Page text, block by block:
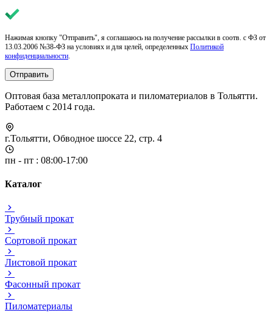
Нажимая кнопку "Отправить", я соглашаюсь на получение рассылки в соотв. с ФЗ от
13.03.2006 №38-ФЗ на условиях и для целей, определенных Политикой
конфиденциальности
Отправить
Оптовая база металлопроката и пиломатериалов в Тольятти.
Работаем с 2014 года.
г.Тольятти, Обводное шоссе 22, стр. 4
пн - пт : 08:00-17:00
Каталог
Трубный прокат
Сортовой прокат
Листовой прокат
Фасонный прокат
Пиломатериалы